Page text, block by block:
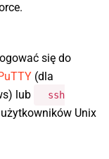
się do
(dla
lub
ssh
Unix